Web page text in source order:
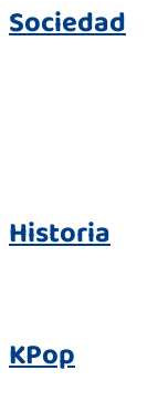
Sociedad
Historia
KPop